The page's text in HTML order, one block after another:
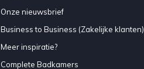
Onze nieuwsbrief
Business to Business (Zakelijke klanten)
Meer inspiratie?
Complete Badkamers